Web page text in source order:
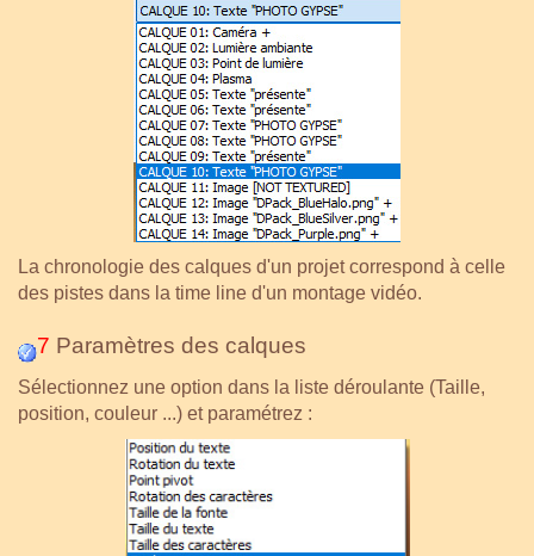
La chronologie des calques d'un projet correspond à celle
des pistes dans la time line d'un montage vidéo.
7 Paramètres des calques
Sélectionnez une option dans la liste déroulante (Taille,
position, couleur ...) et paramétrez :